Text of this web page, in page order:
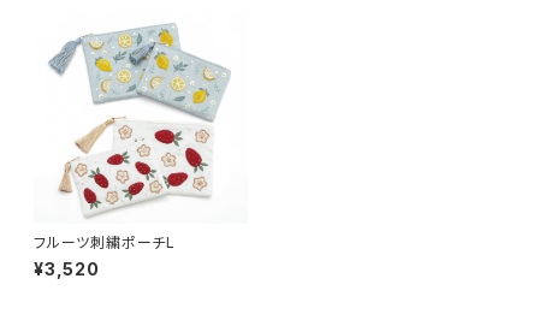
フルーツ刺繍ポーチL
¥3,520